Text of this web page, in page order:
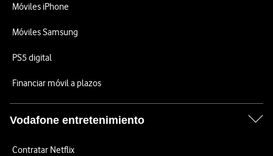
Móviles iPhone
Móviles Samsung
PS5 digital
Financiar móvil a plazos
Vodafone entretenimiento
Contratar Netflix